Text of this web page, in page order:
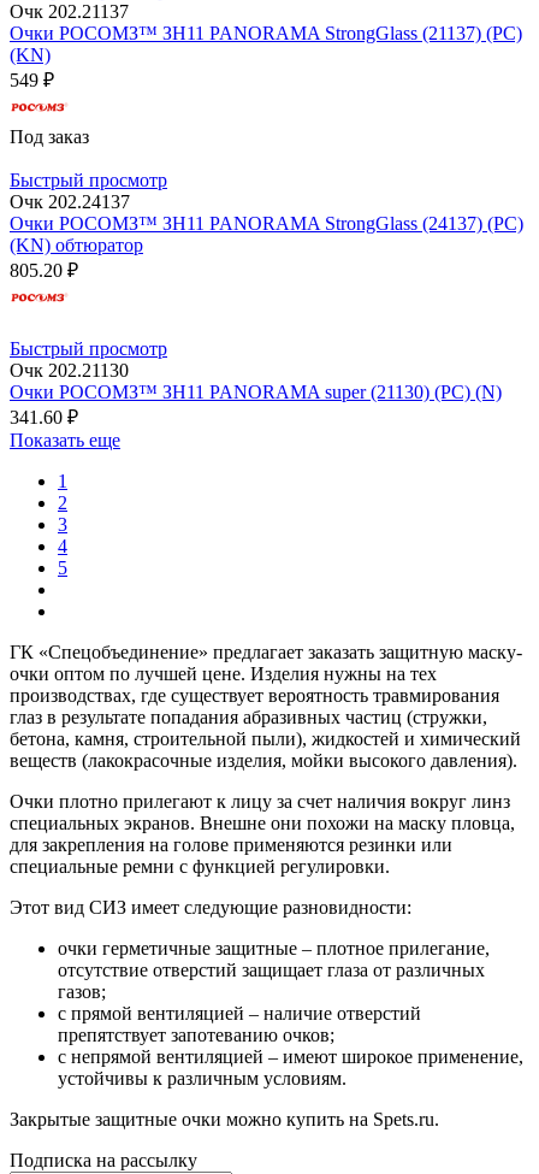
Очк 202.21137
Очки РОСОМЗ™ ЗН11 PANORAMA StrongGlass (21137) (РС)
(KN)
549 ₽
Под заказ
Быстрый просмотр
Очк 202.24137
Очки РОСОМЗ™ ЗН11 PANORAMA StrongGlass (24137) (РС)
(KN) обтюратор
805.20 ₽
Быстрый просмотр
Очк 202.21130
Очки РОСОМЗ™ ЗН11 PANORAMA super (21130) (РС) (N)
341.60 ₽
Показать еще
1
2
3
4
5
ГК «Спецобъединение» предлагает заказать защитную маску-
очки оптом по лучшей цене. Изделия нужны на тех
производствах, где существует вероятность травмирования
глаз в результате попадания абразивных частиц (стружки,
бетона, камня, строительной пыли), жидкостей и химический
веществ (лакокрасочные изделия, мойки высокого давления).
Очки плотно прилегают к лицу за счет наличия вокруг линз
специальных экранов. Внешне они похожи на маску пловца,
для закрепления на голове применяются резинки или
специальные ремни с функцией регулировки.
Этот вид СИЗ имеет следующие разновидности:
очки герметичные защитные – плотное прилегание,
отсутствие отверстий защищает глаза от различных
газов;
с прямой вентиляцией – наличие отверстий
препятствует запотеванию очков;
с непрямой вентиляцией – имеют широкое применение,
устойчивы к различным условиям.
Закрытые защитные очки можно купить на Spets.ru.
Подписка на рассылку